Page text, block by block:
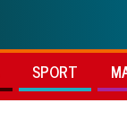
SPORT